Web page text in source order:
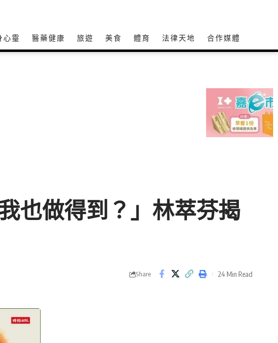
心𩆜 醫藥健康 旅遊 美食 體育 法律天地 合作媒體
也做得到？」林萃芬揭
Share 24 Min Read